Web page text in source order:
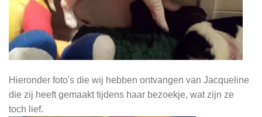
Hieronder foto's die wij hebben ontvangen van Jacqueline
die zij heeft gemaakt tijdens haar bezoekje, wat zijn ze
toch lief.